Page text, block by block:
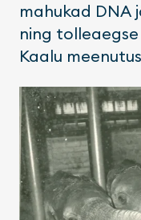
mahukad DNA
ning
Kaalu